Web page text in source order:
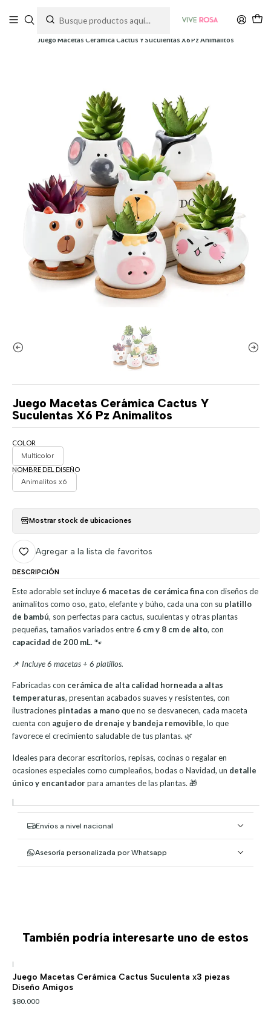
Juego Macetas Cerámica Cactus Y Suculentas X6 Pz Animalitos
Juego Macetas Cerámica Cactus Y
Suculentas X6 Pz Animalitos
COLOR
Multicolor
NOMBRE DEL DISEÑO
Animalitos x6
Mostrar stock de ubicaciones
Agregar a la lista de favoritos
DESCRIPCIÓN
Este adorable set incluye 6 macetas de cerámica finacon diseños de
animalitos como oso, gato, elefante y búho, cada una con su platillo
de bambú, son perfectas para cactus, suculentas y otras plantas
pequeñas, tamaños variados entre 6 cm y 8 cm de alto, con
capacidad de 200 mL. 🐾
📌 Incluye 6 macetas + 6 platillos.
Fabricadas con cerámica de alta calidad horneada a altas
temperaturas, presentan acabados suaves y resistentes, con
ilustraciones pintadas a manoque no se desvanecen, cada maceta
cuenta con agujero de drenaje y bandeja removible, lo que
favorece el crecimiento saludable de tus plantas. 🌿
Ideales para decorar escritorios, repisas, cocinas o regalar en
ocasiones especiales como cumpleaños, bodas o Navidad, un detalle
único y encantadorpara amantes de las plantas. 🎁
Envíos a nivel nacional
Asesoría personalizada por Whatsapp
También podría interesarte uno de estos
|
Juego Macetas Cerámica Cactus Suculenta x3 piezas
Diseño Amigos
$80.000